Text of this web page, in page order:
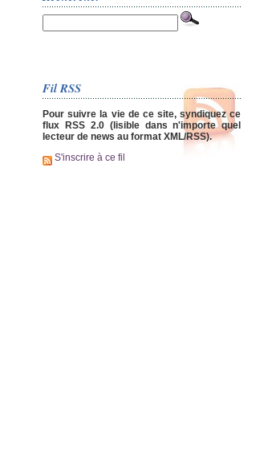
Fil RSS
Pour suivre la vie de ce site, syndiquez ce
flux RSS 2.0 (lisible dans n'importe quel
lecteur de news au format XML/RSS).
S'inscrire à ce fil